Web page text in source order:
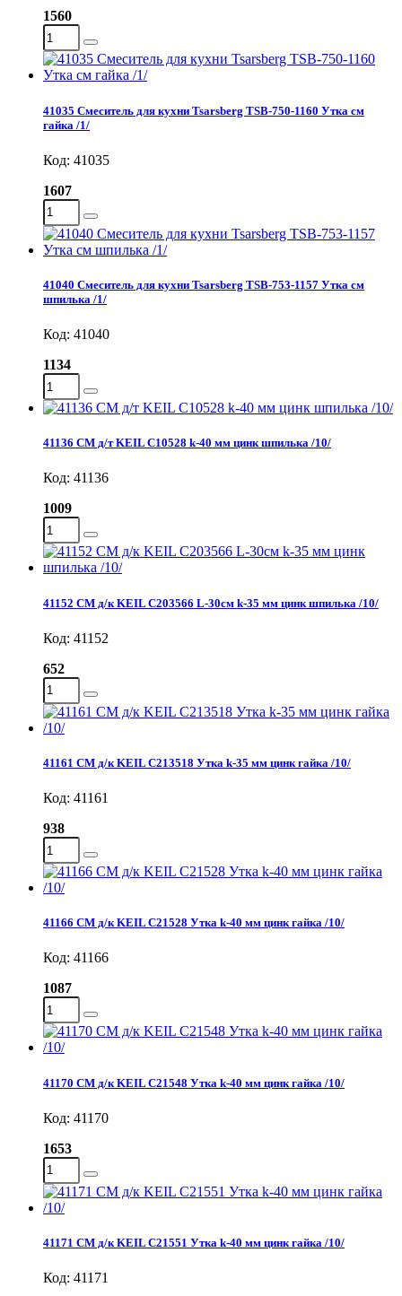
1560
41035 Смеситель для кухни Tsarsberg TSB-750-1160 Утка см
гайка /1/
Код: 41035
1607
41040 Смеситель для кухни Tsarsberg TSB-753-1157 Утка см
шпилька /1/
Код: 41040
1134
41136 СМ д/т KEIL C10528 k-40 мм цинк шпилька /10/
Код: 41136
1009
41152 СМ д/к KEIL C203566 L-30см k-35 мм цинк шпилька /10/
Код: 41152
652
41161 СМ д/к KEIL C213518 Утка k-35 мм цинк гайка /10/
Код: 41161
938
41166 СМ д/к KEIL C21528 Утка k-40 мм цинк гайка /10/
Код: 41166
1087
41170 СМ д/к KEIL С21548 Утка k-40 мм цинк гайка /10/
Код: 41170
1653
41171 СМ д/к KEIL С21551 Утка k-40 мм цинк гайка /10/
Код: 41171